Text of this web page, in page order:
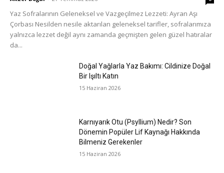
Yaz Sofralarının Geleneksel ve Vazgeçilmez Lezzeti: Ayran Aşı
Çorbası Nesilden nesile aktarılan geleneksel tarifler, sofralarımıza
yalnızca lezzet değil aynı zamanda geçmişten gelen güzel hatıralar
da...
Doğal Yağlarla Yaz Bakımı: Cildinize Doğal
Bir Işıltı Katın
15 Haziran 2026
Karnıyarık Otu (Psyllium) Nedir? Son
Dönemin Popüler Lif Kaynağı Hakkında
Bilmeniz Gerekenler
15 Haziran 2026